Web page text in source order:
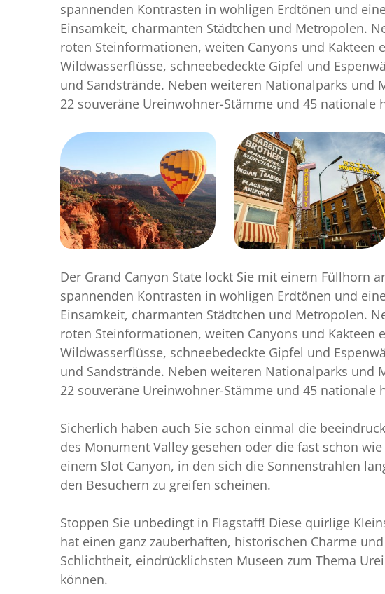
spannenden Kontrasten in wohligen Erdtönen und
Einsamkeit, charmanten Städtchen und Metropolen.
roten Steinformationen, weiten Canyons und Kakteen
Wildwasserflüsse, schneebedeckte Gipfel und
und Sandstrände. Neben weiteren Nationalparks und
22 souveräne Ureinwohner-Stämme und 45 nationale
Der Grand Canyon State lockt Sie mit einem Füllhorn
spannenden Kontrasten in wohligen Erdtönen und
Einsamkeit, charmanten Städtchen und Metropolen.
roten Steinformationen, weiten Canyons und Kakteen
Wildwasserflüsse, schneebedeckte Gipfel und
und Sandstrände. Neben weiteren Nationalparks und
22 souveräne Ureinwohner-Stämme und 45 nationale
Sicherlich haben auch Sie schon einmal die
des Monument Valley gesehen oder die fast schon
einem Slot Canyon, in den sich die Sonnenstrahlen
den Besuchern zu greifen scheinen.
Stoppen Sie unbedingt in Flagstaff! Diese quirlige
hat einen ganz zauberhaften, historischen Charme
Schlichtheit, eindrücklichsten Museen zum Thema
können.